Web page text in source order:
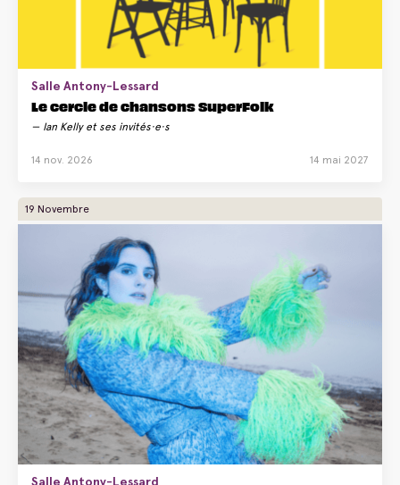
Salle Antony-Lessard
Le cercle de chansons SuperFolk
Ian Kelly et ses invités·e·s
14 nov. 2026 14 mai 2027
19 Novembre
Salle Antony-Lessard